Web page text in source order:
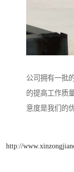
公司拥有一批
的提高工作质
意度是我们的
http://